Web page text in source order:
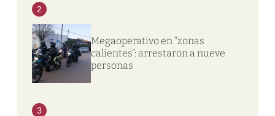
2
Megaoperativo en “zonas
calientes”: arrestaron a nueve
personas
3